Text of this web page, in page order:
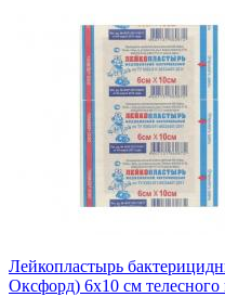
Лейкопластырь
Оксфорд) 6х10 см